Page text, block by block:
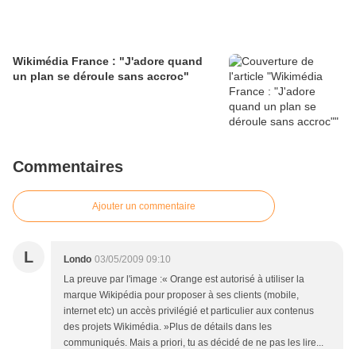
Wikimédia France : "J'adore quand
un plan se déroule sans accroc"
Commentaires
Ajouter un commentaire
L Londo 03/05/2009 09:10
La preuve par l'image :« Orange est autorisé à utiliser la
marque Wikipédia pour proposer à ses clients (mobile,
internet etc) un accès privilégié et particulier aux contenus
des projets Wikimédia. »Plus de détails dans les
communiqués. Mais a priori, tu as décidé de ne pas les lire...